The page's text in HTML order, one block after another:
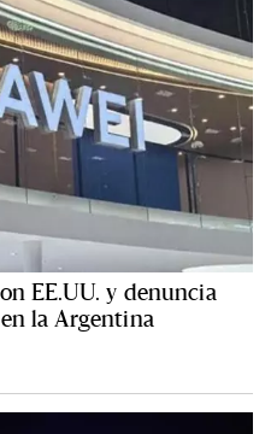
EE.UU. y denuncia
la Argentina